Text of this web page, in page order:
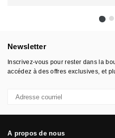
Newsletter
Inscrivez-vous pour rester dans la
accédez à des offres exclusives, et
A propos de nous